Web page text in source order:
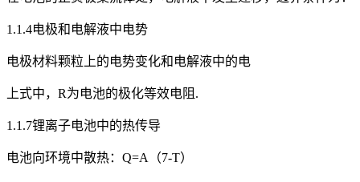
1.1.4电极和电解液中电势
电极材料颗粒上的电势变化和电解液中的电
上式中，R为电池的极化等效电阻.
1.1.7锂离子电池中的热传导
电池向环境中散热：Q=A（7-T）